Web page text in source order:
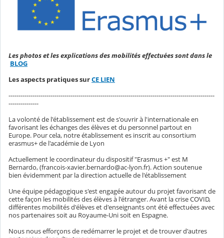
Les photos et les explications des mobilités effectuées sont dans le
BLOG
Les aspects pratiques surCE LIEN
-------------------------------------------------------------------------------------------------------
---------------
La volonté de l'établissement est de s'ouvrir à l'internationale en
favorisant les échanges des élèves et du personnel partout en
Europe. Pour cela, notre établissement es inscrit au consortium
erasmus+ de l'académie de Lyon
Actuellement le coordinateur du dispositif "Erasmus +" est M
Bernardo, (francois-xavier.bernardo@ac-lyon.fr). Action soutenue
bien évidemment par la direction actuelle de l'établissement
Une équipe pédagogique s'est engagée autour du projet favorisant de
cette façon les mobilités des élèves à l'étranger. Avant la crise COVID,
différentes mobilités d'élèves et d'enseignants ont été effectuées avec
nos partenaires soit au Royaume-Uni soit en Espagne.
Nous nous efforçons de redémarrer le projet et de trouver d'autres